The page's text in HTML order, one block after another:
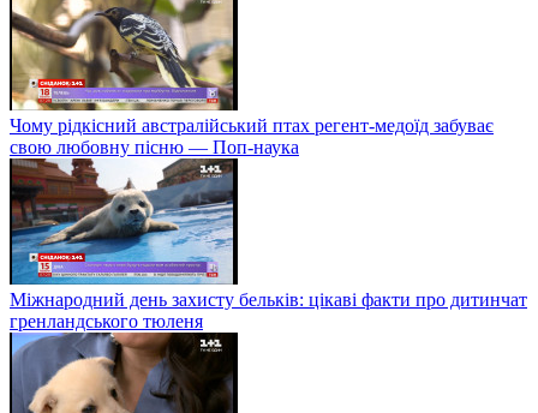
Чому рідкісний австралійський птах регент-медоїд забуває
свою любовну пісню — Поп-наука
Міжнародний день захисту бельків: цікаві факти про дитинчат
гренландського тюленя